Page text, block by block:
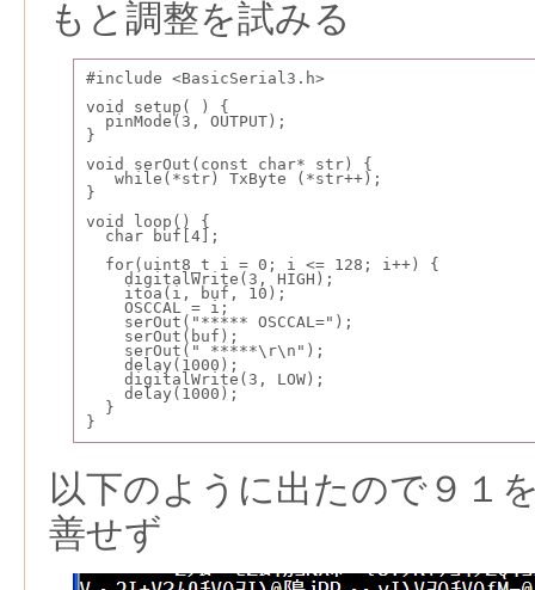
もと調整を試みる
#include <BasicSerial3.h>
void setup( ) {
pinMode(3, OUTPUT);
}
void serOut(const char* str) {
while(*str) TxByte (*str++);
}
void loop() {
char buf[4];
for(uint8_t i = 0; i <= 128; i++) {
digitalWrite(3, HIGH);
itoa(i, buf, 10);
OSCCAL = i;
serOut("***** OSCCAL=");
serOut(buf);
serOut(" *****\r\n");
delay(1000);
digitalWrite(3, LOW);
delay(1000);
}
}
以下のように出たので９１
善せず